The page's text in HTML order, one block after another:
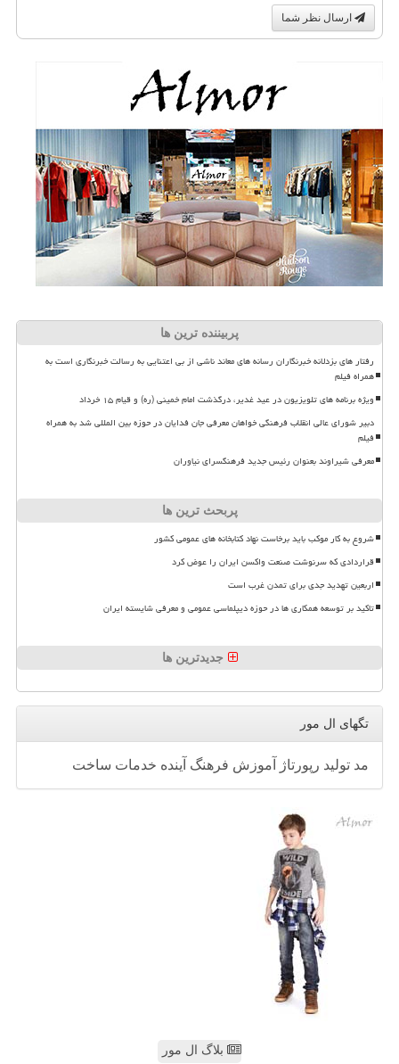
ارسال نظر شما
پربیننده ترین ها
رفتار های بزدلانه خبرنگاران رسانه های معاند ناشی از بی اعتنایی به رسالت خبرنگاری است به
همراه فیلم
ویژه برنامه های تلویزیون در عید غدیر، درگذشت امام خمینی (ره) و قیام ۱۵ خرداد
دبیر شورای عالی انقلاب فرهنگی خواهان معرفی جان فدایان در حوزه بین المللی شد به همراه
فیلم
معرفی شیراوند بعنوان رئیس جدید فرهنگسرای نیاوران
پربحث ترین ها
شروع به کار موکب باید برخاست نهاد کتابخانه های عمومی کشور
قراردادی که سرنوشت صنعت واکسن ایران را عوض کرد
اربعین تهدید جدی برای تمدن غرب است
تاکید بر توسعه همکاری ها در حوزه دیپلماسی عمومی و معرفی شایسته ایران
جدیدترین ها
تگهای ال مور
مد تولید رپورتاژ آموزش فرهنگ آینده خدمات ساخت
بلاگ ال مور